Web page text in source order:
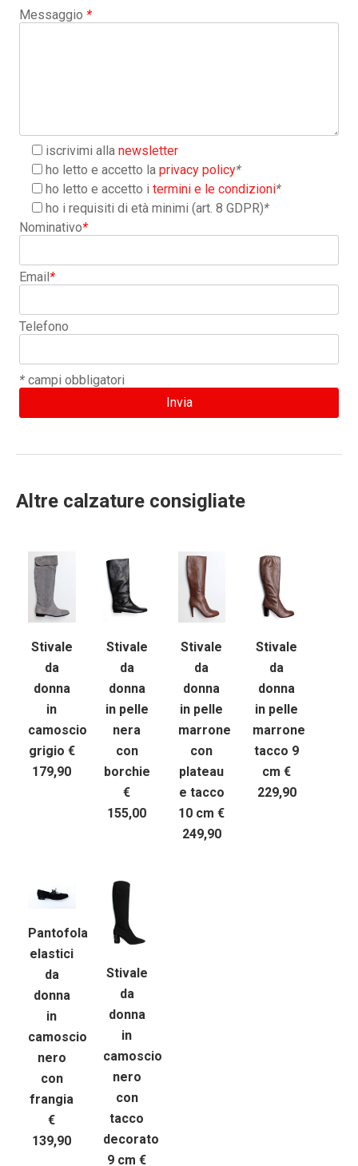
Messaggio *
iscrivimi allanewsletter
ho letto e accetto laprivacy policy*
ho letto e accetto itermini e le condizioni*
ho i requisiti di età minimi (art. 8 GDPR)*
Nominativo*
Email*
Telefono
* campi obbligatori
Altre calzature consigliate
Stivale
da
donna
in
camoscio
grigio €
179,90
Stivale
da
donna
in pelle
nera
con
borchie
€
155,00
Stivale
da
donna
in pelle
marrone
con
plateau
e tacco
10 cm €
249,90
Stivale
da
donna
in pelle
marrone
tacco 9
cm €
229,90
Pantofola
elastici
da
donna
in
camoscio
nero
con
frangia
€
139,90
Stivale
da
donna
in
camoscio
nero
con
tacco
decorato
9 cm €